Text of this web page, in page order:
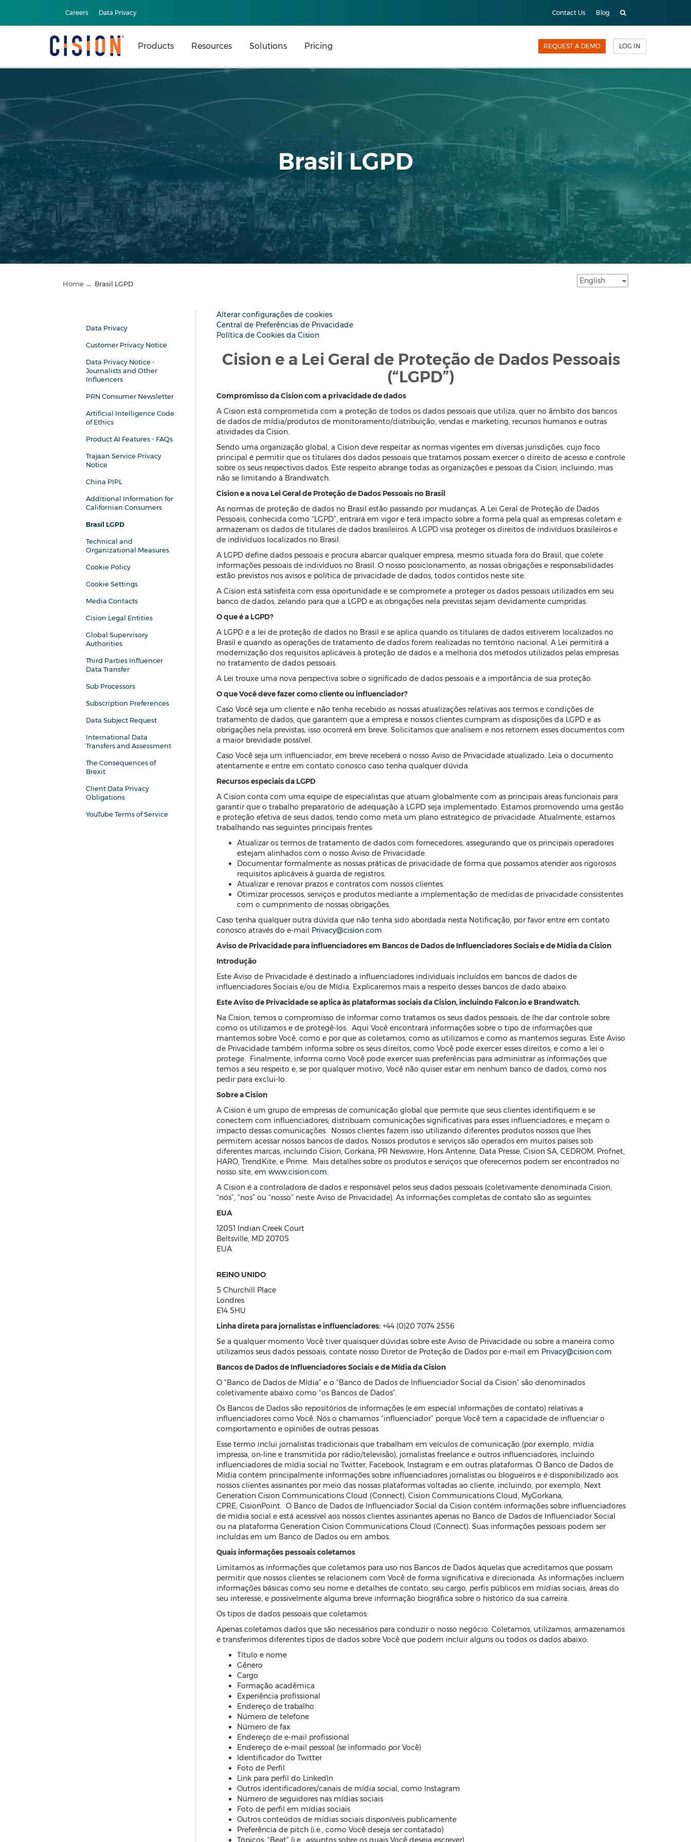
Careers Data Privacy Contact Us Blog
Products Resources Solutions Pricing REQUEST A DEMO LOG IN
Brasil LGPD
Home → Brasil LGPD
Data Privacy
Customer Privacy Notice
Data Privacy Notice -
Journalists and Other
Influencers
PRN Consumer Newsletter
Artificial Intelligence Code
of Ethics
Product AI Features - FAQs
Trajaan Service Privacy
Notice
China PIPL
Additional Information for
Californian Consumers
Brasil LGPD
Technical and
Organizational Measures
Cookie Policy
Cookie Settings
Media Contacts
Cision Legal Entities
Global Supervisory
Authorities
Third Parties Influencer
Data Transfer
Sub Processors
Subscription Preferences
Data Subject Request
International Data
Transfers and Assessment
The Consequences of
Brexit
Client Data Privacy
Obligations
YouTube Terms of Service
Alterar configurações de cookies
Central de Preferências de Privacidade
Política de Cookies da Cision
Cision e a Lei Geral de Proteção de Dados Pessoais
(“LGPD”)
Compromisso da Cision com a privacidade de dados
A Cision está comprometida com a proteção de todos os dados pessoais que utiliza, quer no âmbito dos bancos
de dados de mídia/produtos de monitoramento/distribuição, vendas e marketing, recursos humanos e outras
atividades da Cision.
Sendo uma organização global, a Cision deve respeitar as normas vigentes em diversas jurisdições, cujo foco
principal é permitir que os titulares dos dados pessoais que tratamos possam exercer o direito de acesso e controle
sobre os seus respectivos dados. Este respeito abrange todas as organizações e pessoas da Cision, incluindo, mas
não se limitando à Brandwatch.
Cision e a nova Lei Geral de Proteção de Dados Pessoais no Brasil
As normas de proteção de dados no Brasil estão passando por mudanças. A Lei Geral de Proteção de Dados
Pessoais, conhecida como “LGPD”, entrará em vigor e terá impacto sobre a forma pela qual as empresas coletam e
armazenam os dados de titulares de dados brasileiros. A LGPD visa proteger os direitos de indivíduos brasileiros e
de indivíduos localizados no Brasil.
A LGPD define dados pessoais e procura abarcar qualquer empresa, mesmo situada fora do Brasil, que colete
informações pessoais de indivíduos no Brasil. O nosso posicionamento, as nossas obrigações e responsabilidades
estão previstos nos avisos e política de privacidade de dados, todos contidos neste site.
A Cision está satisfeita com essa oportunidade e se compromete a proteger os dados pessoais utilizados em seu
banco de dados, zelando para que a LGPD e as obrigações nela previstas sejam devidamente cumpridas.
O que é a LGPD?
A LGPD é a lei de proteção de dados no Brasil e se aplica quando os titulares de dados estiverem localizados no
Brasil e quando as operações de tratamento de dados forem realizadas no território nacional. A Lei permitirá a
modernização dos requisitos aplicáveis à proteção de dados e a melhoria dos métodos utilizados pelas empresas
no tratamento de dados pessoais.
A Lei trouxe uma nova perspectiva sobre o significado de dados pessoais e a importância de sua proteção.
O que Você deve fazer como cliente ou influenciador?
Caso Você seja um cliente e não tenha recebido as nossas atualizações relativas aos termos e condições de
tratamento de dados, que garantem que a empresa e nossos clientes cumpram as disposições da LGPD e as
obrigações nela previstas, isso ocorrerá em breve. Solicitamos que analisem e nos retornem esses documentos com
a maior brevidade possível.
Caso Você seja um influenciador, em breve receberá o nosso Aviso de Privacidade atualizado. Leia o documento
atentamente e entre em contato conosco caso tenha qualquer dúvida.
Recursos especiais da LGPD
A Cision conta com uma equipe de especialistas que atuam globalmente com as principais áreas funcionais para
garantir que o trabalho preparatório de adequação à LGPD seja implementado. Estamos promovendo uma gestão
e proteção efetiva de seus dados, tendo como meta um plano estratégico de privacidade. Atualmente, estamos
trabalhando nas seguintes principais frentes:
Atualizar os termos de tratamento de dados com fornecedores, assegurando que os principais operadores
estejam alinhados com o nosso Aviso de Privacidade.
Documentar formalmente as nossas práticas de privacidade de forma que possamos atender aos rigorosos
requisitos aplicáveis à guarda de registros.
Atualizar e renovar prazos e contratos com nossos clientes.
Otimizar processos, serviços e produtos mediante a implementação de medidas de privacidade consistentes
com o cumprimento de nossas obrigações.
Caso tenha qualquer outra dúvida que não tenha sido abordada nesta Notificação, por favor entre em contato
conosco através do e-mail Privacy@cision.com.
Aviso de Privacidade para influenciadores em Bancos de Dados de Influenciadores Sociais e de Mídia da Cision
Introdução
Este Aviso de Privacidade é destinado a influenciadores individuais incluídos em bancos de dados de
influenciadores Sociais e/ou de Mídia. Explicaremos mais a respeito desses bancos de dado abaixo.
Este Aviso de Privacidade se aplica às plataformas sociais da Cision, incluindo Falcon.io e Brandwatch.
Na Cision, temos o compromisso de informar como tratamos os seus dados pessoais, de lhe dar controle sobre
como os utilizamos e de protegê-los. Aqui Você encontrará informações sobre o tipo de informações que
mantemos sobre Você, como e por que as coletamos, como as utilizamos e como as mantemos seguras. Este Aviso
de Privacidade também informa sobre os seus direitos, como Você pode exercer esses direitos, e como a lei o
protege. Finalmente, informa como Você pode exercer suas preferências para administrar as informações que
temos a seu respeito e, se por qualquer motivo, Você não quiser estar em nenhum banco de dados, como nos
pedir para exclui-lo.
Sobre a Cision
A Cision é um grupo de empresas de comunicação global que permite que seus clientes identifiquem e se
conectem com influenciadores; distribuam comunicações significativas para esses influenciadores; e meçam o
impacto dessas comunicações. Nossos clientes fazem isso utilizando diferentes produtos nossos que lhes
permitem acessar nossos bancos de dados. Nossos produtos e serviços são operados em muitos países sob
diferentes marcas, incluindo Cision, Gorkana, PR Newswire, Hors Antenne, Data Presse, Cision SA, CEDROM, Profnet,
HARO, TrendKite, e Prime. Mais detalhes sobre os produtos e serviços que oferecemos podem ser encontrados no
nosso site, em www.cision.com.
A Cision é a controladora de dados e responsável pelos seus dados pessoais (coletivamente denominada Cision,
“nós”, “nos” ou “nosso” neste Aviso de Privacidade). As informações completas de contato são as seguintes:
EUA
12051 Indian Creek Court
Beltsville, MD 20705
EUA
REINO UNIDO
5 Churchill Place
Londres
E14 5HU
Linha direta para jornalistas e influenciadores:+44 (0)20 7074 2556
Se a qualquer momento Você tiver quaisquer dúvidas sobre este Aviso de Privacidade ou sobre a maneira como
utilizamos seus dados pessoais, contate nosso Diretor de Proteção de Dados por e-mail em Privacy@cision.com
Bancos de Dados de Influenciadores Sociais e de Mídia da Cision
O “Banco de Dados de Mídia” e o “Banco de Dados de Influenciador Social da Cision” são denominados
coletivamente abaixo como “os Bancos de Dados”.
Os Bancos de Dados são repositórios de informações (e em especial informações de contato) relativas a
influenciadores como Você. Nós o chamamos “influenciador” porque Você tem a capacidade de influenciar o
comportamento e opiniões de outras pessoas.
Esse termo inclui jornalistas tradicionais que trabalham em veículos de comunicação (por exemplo, mídia
impressa, on-line e transmitida por rádio/televisão), jornalistas freelance e outros influenciadores, incluindo
influenciadores de mídia social no Twitter, Facebook, Instagram e em outras plataformas. O Banco de Dados de
Mídia contém principalmente informações sobre influenciadores jornalistas ou blogueiros e é disponibilizado aos
nossos clientes assinantes por meio das nossas plataformas voltadas ao cliente, incluindo, por exemplo, Next
Generation Cision Communications Cloud (Connect), Cision Communications Cloud, MyGorkana,
CPRE, CisionPoint. O Banco de Dados de Influenciador Social da Cision contém informações sobre influenciadores
de mídia social e está acessível aos nossos clientes assinantes apenas no Banco de Dados de Influenciador Social
ou na plataforma Generation Cision Communications Cloud (Connect). Suas informações pessoais podem ser
incluídas em um Banco de Dados ou em ambos.
Quais informações pessoais coletamos
Limitamos as informações que coletamos para uso nos Bancos de Dados àquelas que acreditamos que possam
permitir que nossos clientes se relacionem com Você de forma significativa e direcionada. As informações incluem
informações básicas como seu nome e detalhes de contato, seu cargo, perfis públicos em mídias sociais, áreas do
seu interesse, e possivelmente alguma breve informação biográfica sobre o histórico da sua carreira.
Os tipos de dados pessoais que coletamos:
Apenas coletamos dados que são necessários para conduzir o nosso negócio. Coletamos, utilizamos, armazenamos
e transferimos diferentes tipos de dados sobre Você que podem incluir alguns ou todos os dados abaixo:
Título e nome
Gênero
Cargo
Formação acadêmica
Experiência profissional
Endereço de trabalho
Número de telefone
Número de fax
Endereço de e-mail profissional
Endereço de e-mail pessoal (se informado por Você)
Identificador do Twitter
Foto de Perfil
Link para perfil do LinkedIn
Outros identificadores/canais de mídia social, como Instagram
Número de seguidores nas mídias sociais
Foto de perfil em mídias sociais
Outros conteúdos de mídias sociais disponíveis publicamente
Preferência de pitch (i.e., como Você deseja ser contatado)
Tópicos: “Beat” (i.e., assuntos sobre os quais Você deseja escrever)